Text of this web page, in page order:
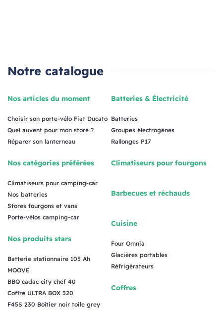
Notre catalogue
Nos articles du moment
Choisir son porte-vélo Fiat Ducato
Quel auvent pour mon store ?
Réparer son lanterneau
Nos catégories préférées
Climatiseurs pour camping-car
Nos batteries
Stores fourgons et vans
Porte-vélos camping-car
Nos produits stars
Batterie stationnaire 105 Ah
MOOVE
BBQ cadac city chef 40
Coffre ULTRA BOX 320
F45S 230 Boîtier noir toile grey
Batteries & Électricité
Batteries
Groupes électrogènes
Rallonges P17
Climatiseurs pour fourgons
Barbecues et réchauds
Cuisine
Four Omnia
Glacières portables
Réfrigérateurs
Coffres